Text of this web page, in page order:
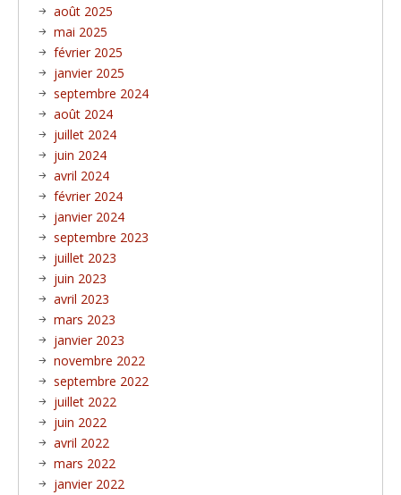
août 2025
mai 2025
février 2025
janvier 2025
septembre 2024
août 2024
juillet 2024
juin 2024
avril 2024
février 2024
janvier 2024
septembre 2023
juillet 2023
juin 2023
avril 2023
mars 2023
janvier 2023
novembre 2022
septembre 2022
juillet 2022
juin 2022
avril 2022
mars 2022
janvier 2022